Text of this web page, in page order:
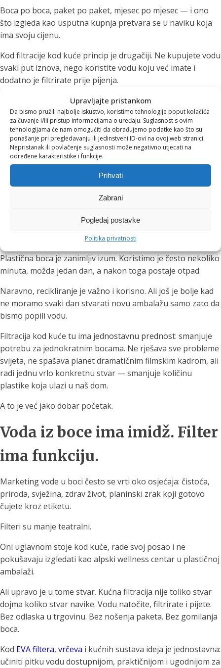
Upravljajte pristankom
Da bismo pružili najbolje iskustvo, koristimo tehnologije poput kolačića
za čuvanje i/ili pristup informacijama o uređaju. Suglasnost s ovim
tehnologijama će nam omogućiti da obrađujemo podatke kao što su
ponašanje pri pregledavanju ili jedinstveni ID-ovi na ovoj web stranici.
Nepristanak ili povlačenje suglasnosti može negativno utjecati na
određene karakteristike i funkcije.
Prihvati
Zabrani
Pogledaj postavke
Politika privatnosti
Boca po boca, paket po paket, mjesec po mjesec — i ono
što izgleda kao usputna kupnja pretvara se u naviku koja
ima svoju cijenu.
Kod filtracije kod kuće princip je drugačiji. Ne kupujete vodu
svaki put iznova, nego koristite vodu koju već imate i
dodatno je filtrirate prije pijenja.
To ne znači da je svaka filtracija ista, niti da svaki filter radi
istu stvar. Ali dobar kućni filter može značajno olakšati
svakodnevicu: voda je dostupna kod kuće, ne morate stalno
kupovati zalihe i ne stvarate novu plastičnu bocu svaki put
kad ste žedni.
Drugim riječima, manje odlazaka po vodu. Više vode kad
vam treba. Manje “jesmo li kupili vodu?” trenutaka.
otpad puno duže
Plastična boca je zanimljiv izum. Koristimo je često nekoliko
minuta, možda jedan dan, a nakon toga postaje otpad.
Naravno, recikliranje je važno i korisno. Ali još je bolje kad
ne moramo svaki dan stvarati novu ambalažu samo zato da
bismo popili vodu.
Filtracija kod kuće tu ima jednostavnu prednost: smanjuje
potrebu za jednokratnim bocama. Ne rješava sve probleme
svijeta, ne spašava planet dramatičnim filmskim kadrom, ali
radi jednu vrlo konkretnu stvar — smanjuje količinu
plastike koja ulazi u naš dom.
A to je već jako dobar početak.
Voda iz boce ima imidž. Filter
ima funkciju.
Marketing vode u boci često se vrti oko osjećaja: čistoća,
priroda, svježina, zdrav život, planinski zrak koji gotovo
čujete kroz etiketu.
Filteri su manje teatralni.
Oni uglavnom stoje kod kuće, rade svoj posao i ne
pokušavaju izgledati kao alpski wellness centar u plastičnoj
ambalaži.
Ali upravo je u tome stvar. Kućna filtracija nije toliko stvar
dojma koliko stvar navike. Vodu natočite, filtrirate i pijete.
Bez odlaska u trgovinu. Bez nošenja paketa. Bez gomilanja
boca.
Kod EVA filtera, vrčeva i kućnih sustava ideja je jednostavna:
učiniti pitku vodu dostupnijom, praktičnijom i ugodnijom za